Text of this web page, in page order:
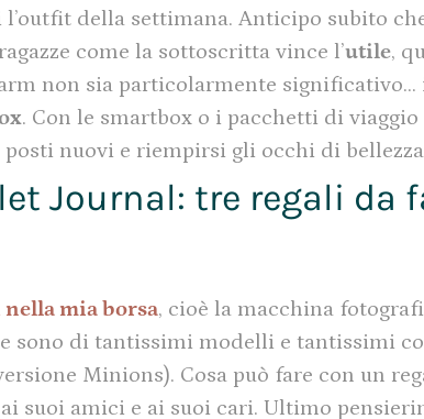
della settimana. Anticipo subito
come la sottoscritta vince l’utile,
non sia particolarmente significativo…
. Con le smartbox o i pacchetti di viaggio
nuovi e riempirsi gli occhi di
Journal: tre regali da
mia borsa, cioè la macchina
sono di tantissimi modelli e tantissimi
Minions). Cosa può fare con un
suoi amici e ai suoi cari. Ultimo